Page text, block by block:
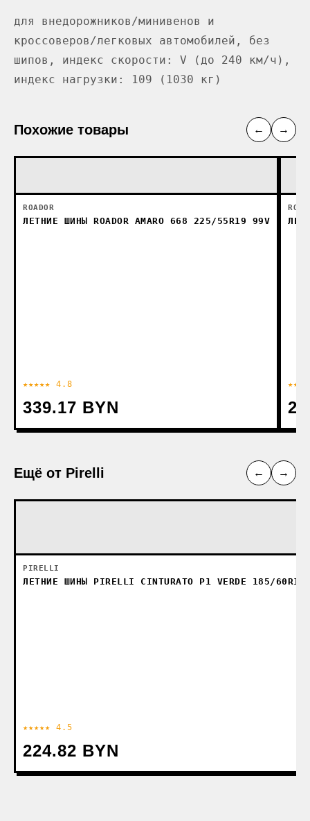
для внедорожников/минивенов и
кроссоверов/легковых автомобилей, без
шипов, индекс скорости: V (до 240 км/ч),
индекс нагрузки: 109 (1030 кг)
Похожие товары ← →
ROADOR
ЛЕТНИЕ ШИНЫ ROADOR AMARO 668 225/55R19 99V
★★★★★ 4.8
339.17 BYN
Ещё от Pirelli ← →
PIRELLI
ЛЕТНИЕ ШИНЫ PIRELLI CINTURATO P1 VERDE 185/60R15
★★★★★ 4.5
224.82 BYN